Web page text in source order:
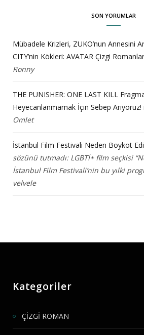
SON YORUMLAR
Mübadele Krizleri, ZUKO’nun Annesini
CITY’nin Kökleri: AVATAR Çizgi
Ronny
THE PUNISHER: ONE LAST KILL
Heyecanlanmamak İçin Sebep Arıyoruz!
Omlet
İstanbul Film Festivali Neden Boykot
sözünü tutmadı: LGBTİ+ film seçkisi
İstanbul Film Festivali’nin bu yılki
velvele
Kategoriler
ÇİZGİ ROMAN